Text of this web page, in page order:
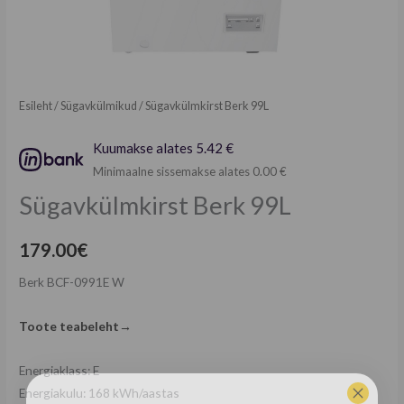
Esileht/Sügavkülmikud / Sügavkülmkirst Berk 99L
Kuumakse alates 5.42 €
Minimaalne sissemakse alates 0.00 €
Sügavkülmkirst Berk 99L
179.00€
Berk BCF-0991E W
Toote teabeleht→
Energiaklass: E
Energiakulu: 168 kWh/aastas